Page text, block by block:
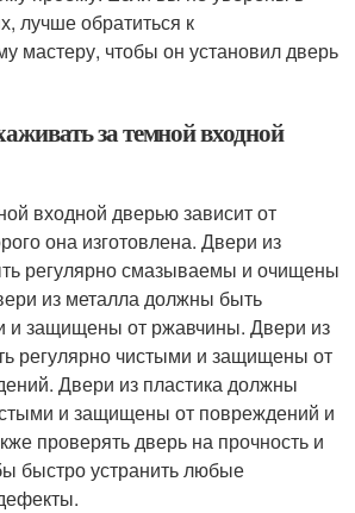
лучше обратиться к
мастеру, чтобы он установил дверь
за темной входной
входной дверью зависит от
она изготовлена. Двери из
регулярно смазываемы и очищены
из металла должны быть
и защищены от ржавчины. Двери из
регулярно чистыми и защищены от
Двери из пластика должны
и защищены от повреждений и
проверять дверь на прочность и
быстро устранить любые